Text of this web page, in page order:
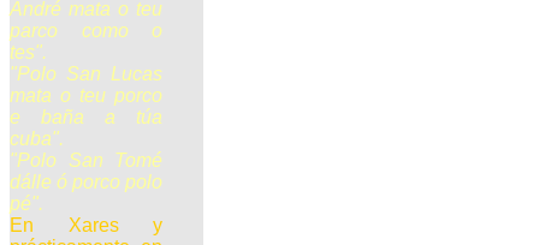
André mata o teu
parco como o
tes".
"Polo San Lucas
mata o teu porco
e baña a túa
cuba".
"Polo San Tomé
dálle ó porco polo
pé".
En Xares y